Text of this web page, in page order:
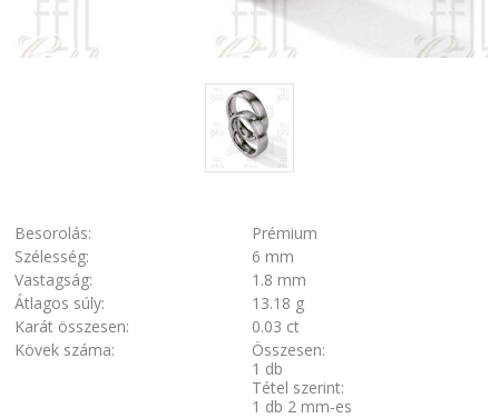
Besorolás:
Prémium
Szélesség:
6 mm
Vastagság:
1.8 mm
Átlagos súly:
13.18 g
Karát összesen:
0.03 ct
Kövek száma:
Összesen:
1 db
Tétel szerint:
1 db 2 mm-es